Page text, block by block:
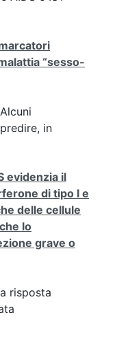
“sesso-
in
evidenzia il
di tipo I e
delle cellule
lo
grave o
risposta